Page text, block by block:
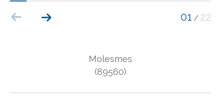
01 / 22
Molesmes
(89560)